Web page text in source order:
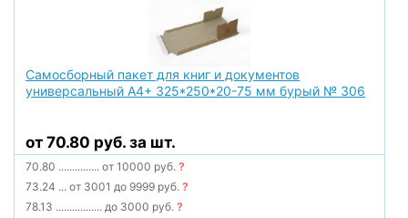
Самосборный пакет для книг и документов
универсальный А4+ 325*250*20-75 мм бурый № 306
от 70.80 руб. за шт.
70.80 ............... от 10000 руб.?
73.24 ... от 3001 до 9999 руб.?
78.13 ................. до 3000 руб.?